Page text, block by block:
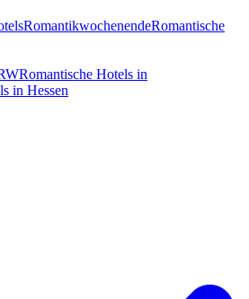
RomantikwochenendeRomantische
Romantische Hotels in
in Hessen